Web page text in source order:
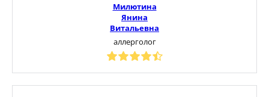
Милютина
Янина
Витальевна
аллерголог